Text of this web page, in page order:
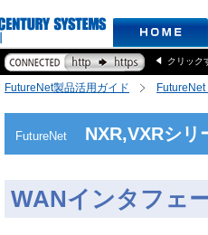
クリック
FutureNet製品活用ガイド
FutureNet NXR,VXRシリ
WANインタフェ